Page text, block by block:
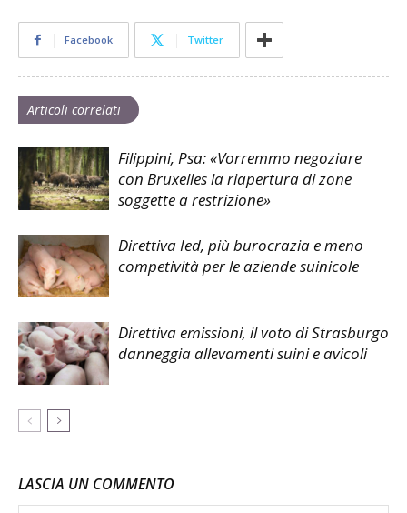
Facebook Twitter
Articoli correlati
Filippini, Psa: «Vorremmo negoziare
con Bruxelles la riapertura di zone
soggette a restrizione»
Direttiva Ied, più burocrazia e meno
competività per le aziende suinicole
Direttiva emissioni, il voto di Strasburgo
danneggia allevamenti suini e avicoli
LASCIA UN COMMENTO